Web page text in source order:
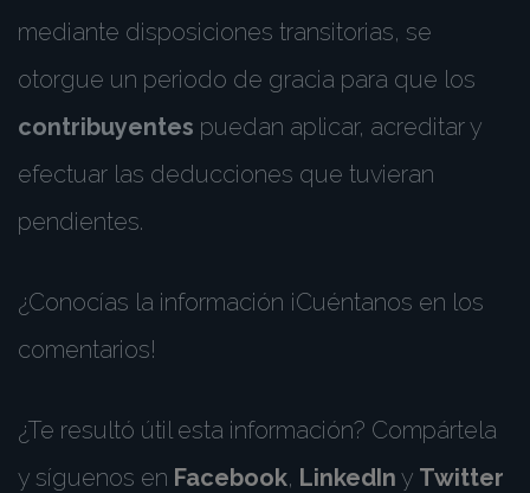
mediante disposiciones transitorias, se
otorgue un periodo de gracia para que los
contribuyentes puedan aplicar, acreditar y
efectuar las deducciones que tuvieran
pendientes.
¿Conocías la información ¡Cuéntanos en los
comentarios!
¿Te resultó útil esta información? Compártela
y síguenos en Facebook, LinkedIn y Twitter